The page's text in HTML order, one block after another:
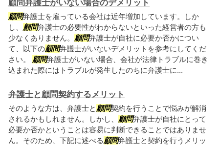
顧問弁護士がいない場合のデメリット
顧問弁護士を雇っている会社は近年増加しています。しか
し、 顧問弁護士の必要性がわからないといった経営者の方も
少なくありません。 顧問弁護士が自社に必要か否かについ
て、以下の顧問弁護士がいないデメリットを参考にしてくだ
さい。 顧問弁護士がいない場合、会社が法律トラブルに巻き
込まれた際にはトラブルが発生したのちに弁護士に...
弁護士と顧問契約するメリット
そのような方は、弁護士と 顧問契約を行うことで悩みが解消
されるかもしれません。しかし、 顧問弁護士が自社にとって
必要か否かということは容易に判断できることではありませ
ん。そのため、下記に述べる顧問弁護士と契約を行うメリッ